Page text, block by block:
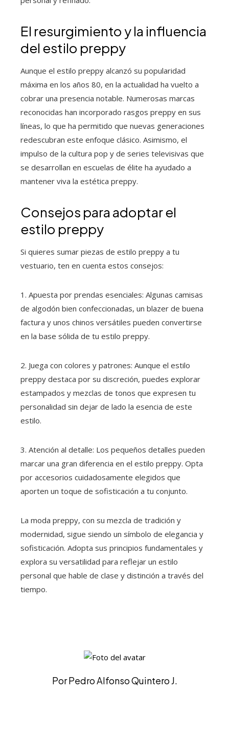
El resurgimiento y la influencia
del estilo preppy
Aunque el estilo preppy alcanzó su popularidad
máxima en los años 80, en la actualidad ha vuelto a
cobrar una presencia notable. Numerosas marcas
reconocidas han incorporado rasgos preppy en sus
líneas, lo que ha permitido que nuevas generaciones
redescubran este enfoque clásico. Asimismo, el
impulso de la cultura pop y de series televisivas que
se desarrollan en escuelas de élite ha ayudado a
mantener viva la estética preppy.
Consejos para adoptar el
estilo preppy
Si quieres sumar piezas de estilo preppy a tu
vestuario, ten en cuenta estos consejos:
1. Apuesta por prendas esenciales: Algunas camisas
de algodón bien confeccionadas, un blazer de buena
factura y unos chinos versátiles pueden convertirse
en la base sólida de tu estilo preppy.
2. Juega con colores y patrones: Aunque el estilo
preppy destaca por su discreción, puedes explorar
estampados y mezclas de tonos que expresen tu
personalidad sin dejar de lado la esencia de este
estilo.
3. Atención al detalle: Los pequeños detalles pueden
marcar una gran diferencia en el estilo preppy. Opta
por accesorios cuidadosamente elegidos que
aporten un toque de sofisticación a tu conjunto.
La moda preppy, con su mezcla de tradición y
modernidad, sigue siendo un símbolo de elegancia y
sofisticación. Adopta sus principios fundamentales y
explora su versatilidad para reflejar un estilo
personal que hable de clase y distinción a través del
tiempo.
Por Pedro Alfonso Quintero J.